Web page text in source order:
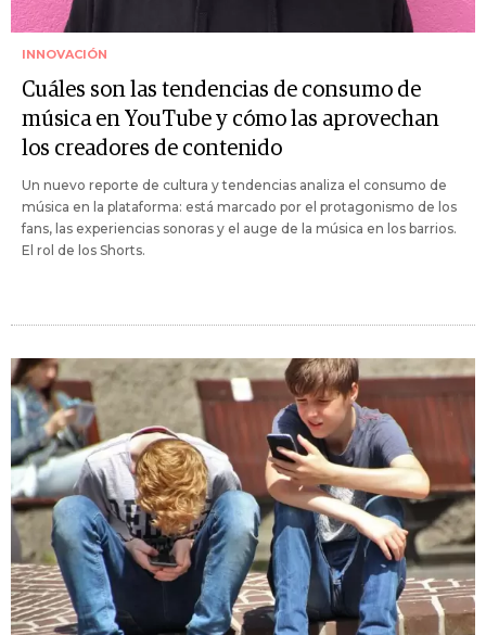
INNOVACIÓN
Cuáles son las tendencias de consumo de
música en YouTube y cómo las aprovechan
los creadores de contenido
Un nuevo reporte de cultura y tendencias analiza el consumo de
música en la plataforma: está marcado por el protagonismo de los
fans, las experiencias sonoras y el auge de la música en los barrios.
El rol de los Shorts.